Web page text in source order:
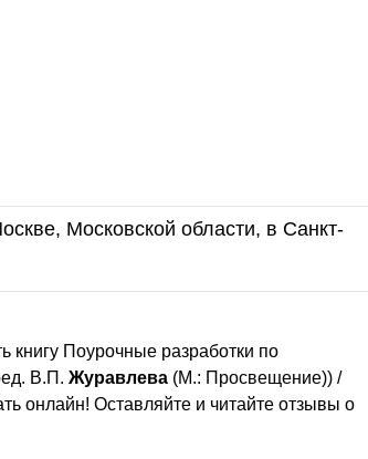
Московской области, в Санкт-
книгу Поурочные разработки по
В.П. Журавлева (М.: Просвещение)) /
онлайн! Оставляйте и читайте отзывы о